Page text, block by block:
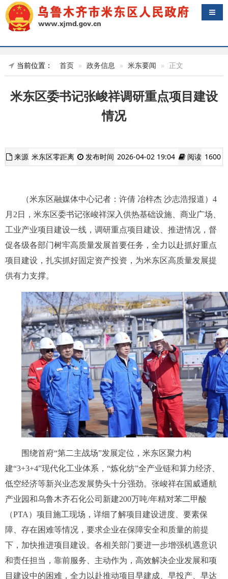
导航
当前位置： 首页 政务信息 米东要闻 正文
米东区委书记张峻祥调研重点项目建设
情况
来源 米东区零距离 发布时间 2026-04-02 19:04 阅读 1600
（米东区融媒体中心记者：许倩 冶梓杰 沙志浩报道）4
月2日，米东区委书记张峻祥深入供热基础设施、商业广场、
工业产业项目建设一线，调研重点项目建设、推进情况，督
促各级各部门树牢高质量发展首要任务，全力以赴抓好重点
项目建设，扎实抓好固定资产投资，为米东区高质量发展提
供有力支撑。
围绕首府“第二主战场”发展定位，米东区聚力构
建“3+3+4”现代化工业体系，“炼化纺”全产业链和算力经济、
低空经济等新兴业态发展势头十分强劲。张峻祥在国威通航
产业园和乌鲁木齐石化公司新建200万吨/年精对苯二甲酸
（PTA）项目施工现场，详细了解项目建设进度、要素保
障、存在困难等情况，要求企业在保障安全和质量的前提
下，加快推进项目建设。各相关部门要进一步增强机遇意识
和责任担当，靠前服务、主动作为，高效解决企业发展和项
目建设中的困难，全力以赴推动项目早建成、早投产、早达